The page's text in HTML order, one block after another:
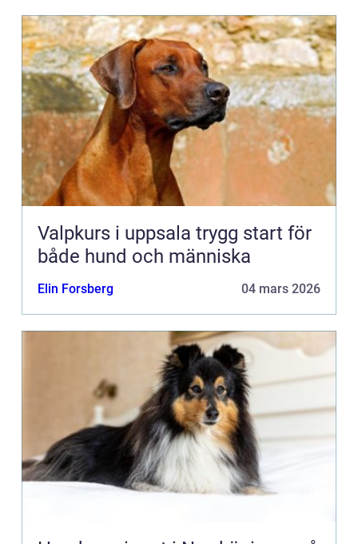
Valpkurs i uppsala trygg start för
både hund och människa
Elin Forsberg 04 mars 2026